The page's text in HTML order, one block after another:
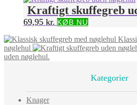
Kraftigt skuffegreb
69,95 kr. KØB NU
nøglehul
uden nøglehul.
Kategorier
Knager